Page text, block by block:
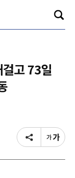
고 73일